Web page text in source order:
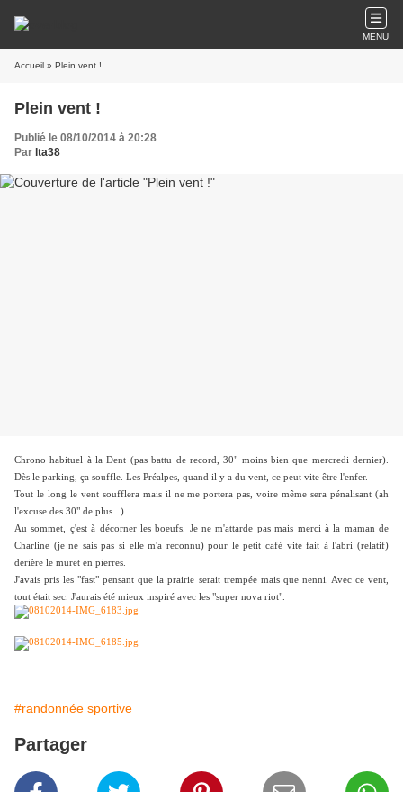
MENU
Accueil » Plein vent !
Plein vent !
Publié le 08/10/2014 à 20:28
Par lta38
Chrono habituel à la Dent (pas battu de record, 30" moins bien que mercredi dernier).
Dès le parking, ça souffle. Les Préalpes, quand il y a du vent, ce peut vite être l'enfer.
Tout le long le vent soufflera mais il ne me portera pas, voire même sera pénalisant (ah
l'excuse des 30" de plus...)
Au sommet, ç'est à décorner les boeufs. Je ne m'attarde pas mais merci à la maman de
Charline (je ne sais pas si elle m'a reconnu) pour le petit café vite fait à l'abri (relatif)
derière le muret en pierres.
J'avais pris les "fast" pensant que la prairie serait trempée mais que nenni. Avec ce vent,
tout était sec. J'aurais été mieux inspiré avec les "super nova riot".
#randonnée sportive
Partager